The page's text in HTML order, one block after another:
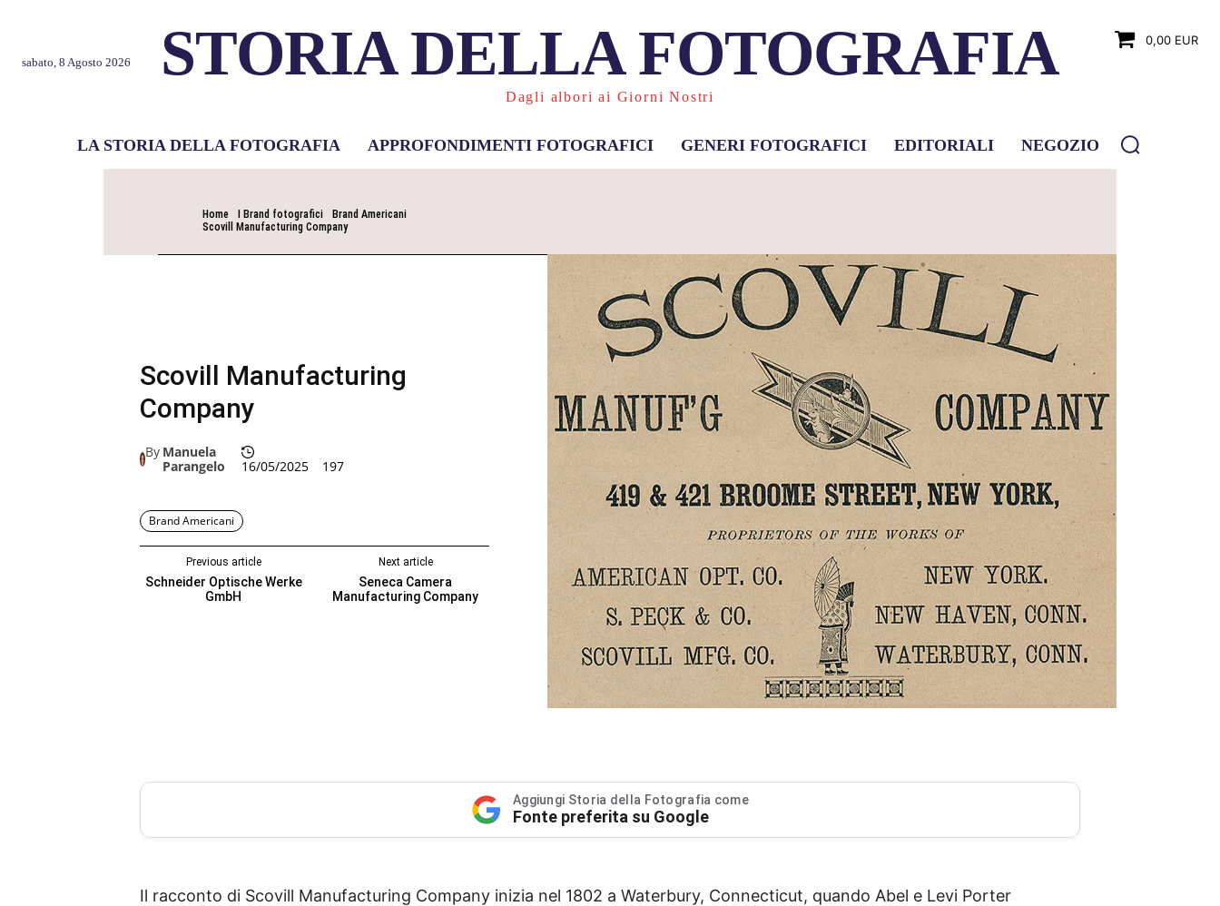
sabato, 8 Agosto 2026 STORIA DELLA FOTOGRAFIA
Dagli albori ai Giorni Nostri
0,00 EUR
LA STORIA DELLA FOTOGRAFIA APPROFONDIMENTI FOTOGRAFICI GENERI FOTOGRAFICI EDITORIALI NEGOZIO
Home I Brand fotografici
Brand Americani
Scovill Manufacturing Company
Scovill Manufacturing
Company
By Manuela
Parangelo
16/05/2025 197
Brand Americani
Previous article
Schneider Optische Werke
GmbH
Next article
Seneca Camera
Manufacturing Company
Aggiungi Storia della Fotografia come
Fonte preferita su Google
Il racconto di Scovill Manufacturing Company inizia nel 1802 a Waterbury, Connecticut, quando Abel e Levi Porter